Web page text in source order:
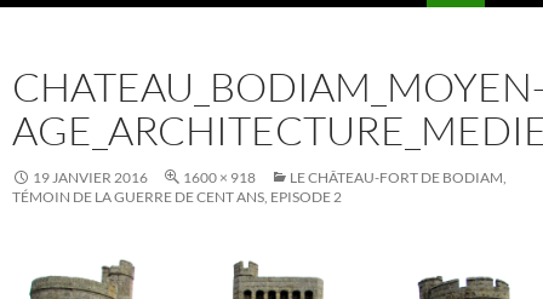
19 JANVIER 2016 1600 × 918
LE CHÂTEAU-FORT DE BODIAM,
TÉMOIN DE LA GUERRE DE CENT ANS, EPISODE 2